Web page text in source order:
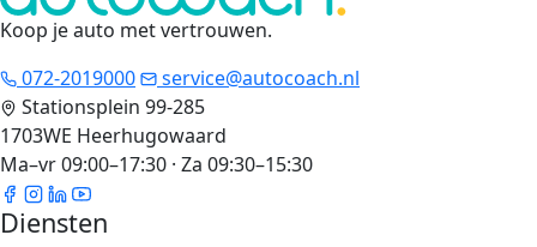
Koop je auto met vertrouwen.
072-2019000
service@autocoach.nl
Stationsplein 99-285
1703WE Heerhugowaard
Ma–vr 09:00–17:30 · Za 09:30–15:30
Diensten